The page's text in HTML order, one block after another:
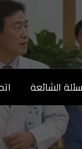
الشائعة